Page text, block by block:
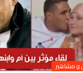
و مشاهير